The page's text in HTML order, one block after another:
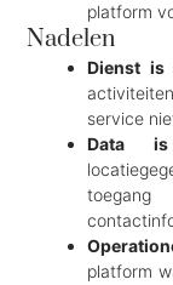
platform
Nadelen
Dienst is
service
Data is
platform